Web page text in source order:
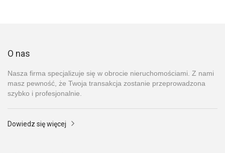
O nas
Nasza firma specjalizuje się w obrocie nieruchomościami. Z nami
masz pewność, że Twoja transakcja zostanie przeprowadzona
szybko i profesjonalnie.
Dowiedz się więcej